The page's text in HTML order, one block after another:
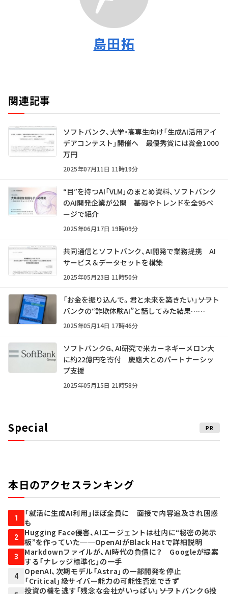
島田拓
関連記事
ソフトバンク、大学・高専生向け「生成AI活用アイ
デアコンテスト」開催へ 最優秀賞には賞金1000
万円
2025年07月11日 11時19分
“目”を持つAI「VLM」のまとめ資料、ソフトバンク
のAI開発企業が公開 基礎やトレンドを全95ペ
ージで紹介
2025年06月17日 19時09分
共同通信とソフトバンク、AI開発で業務提携 AI
サービス＆データセットを構築
2025年05月23日 11時50分
「お金を振り込んで。君と未来を築きたい」――ソフト
バンクの“詐欺体験AI”と話してみた結果……
2025年05月14日 17時46分
ソフトバンクG、AI研究で米カーネギーメロン大
に約22億円を寄付 慶應大とのパートナーシッ
プ支援
2025年05月15日 21時58分
Special PR
本日のアクセスランキング
1
「就活に生成AI利用」ほぼ全員に 面接で内容追及され困惑
も
2
Hugging Face侵害、AIエージェントは社内に“秘密の掲示
板”を作っていた──OpenAIがBlack Hatで詳細説明
3
Markdownファイルが、AI時代の負債に？ Googleが提案
する「ナレッジ標準化」の一手
4
OpenAI、次期モデル「Astra」の一部開発を停止
「Critical」級サイバー能力の可能性否定できず
投資の機を逃す「残念な会社がいっぱい」――ソフトバンクG投